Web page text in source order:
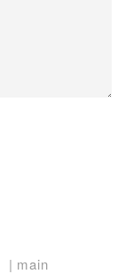
main